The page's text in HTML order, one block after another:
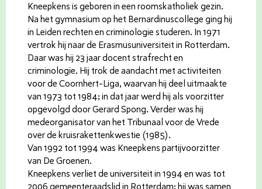
Kneepkens is geboren in een roomskatholiek gezin.
Na het gymnasium op het Bernardinuscollege ging hij
in Leiden rechten en criminologie studeren. In 1971
vertrok hij naar de Erasmusuniversiteit in Rotterdam.
Daar was hij 23 jaar docent strafrecht en
criminologie. Hij trok de aandacht met activiteiten
voor de Coornhert-Liga, waarvan hij deel uitmaakte
van 1973 tot 1984; in dat jaar werd hij als voorzitter
opgevolgd door Gerard Spong. Verder was hij
medeorganisator van het Tribunaal voor de Vrede
over de kruisrakettenkwestie (1985).
Van 1992 tot 1994 was Kneepkens partijvoorzitter
van De Groenen.
Kneepkens verliet de universiteit in 1994 en was tot